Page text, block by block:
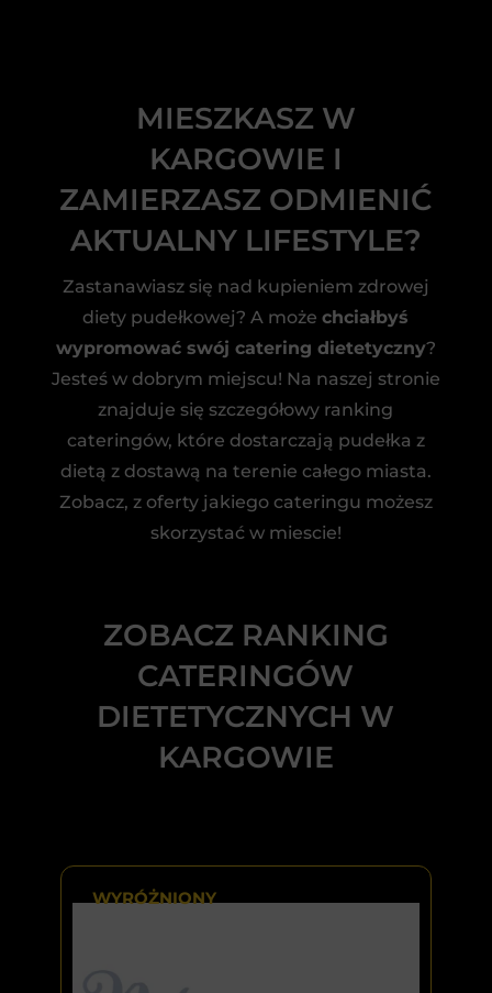
MIESZKASZ W
KARGOWIE I
ZAMIERZASZ ODMIENIĆ
AKTUALNY LIFESTYLE?
Zastanawiasz się nad kupieniem zdrowej
diety pudełkowej? A możechciałbyś
wypromować swój catering dietetyczny?
Jesteś w dobrym miejscu! Na naszej stronie
znajduje się szczegółowy ranking
cateringów, które dostarczają pudełka z
dietą z dostawą na terenie całego miasta.
Zobacz, z oferty jakiego cateringu możesz
skorzystać w miescie!
ZOBACZ RANKING
CATERINGÓW
DIETETYCZNYCH W
KARGOWIE
WYRÓŻNIONY